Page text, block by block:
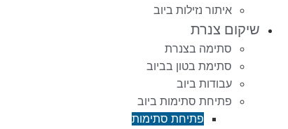
איתור נזילות ביוב
שיקום צנרת
סתימה בצנרת
סתימת בטון בביוב
עבודות ביוב
פתיחת סתימות ביוב
פתיחת סתימות